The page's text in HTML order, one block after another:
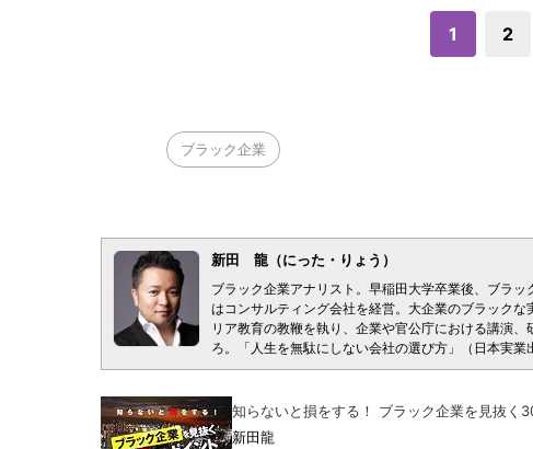
1 2
ブラック企業
新田 龍（にった・りょう）
ブラック企業アナリスト。早稲田大学卒業後、ブラ
はコンサルティング会社を経営。大企業のブラック
リア教育の教鞭を執り、企業や官公庁における講演
ろ。「人生を無駄にしない会社の選び方」（日本実
知らないと損をする！ ブラック企業を見抜く
新田龍